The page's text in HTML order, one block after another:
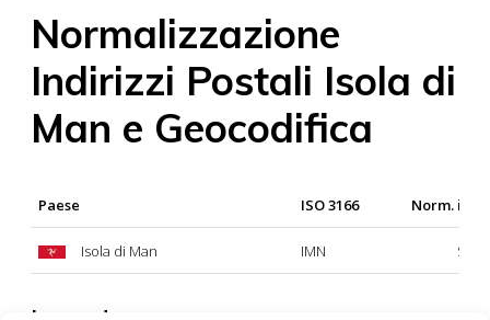
Normalizzazione
Indirizzi Postali Isola di
Man e Geocodifica
Paese ISO 3166 Norm.
Isola di Man IMN Si